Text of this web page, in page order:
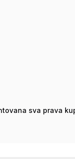
sva prava